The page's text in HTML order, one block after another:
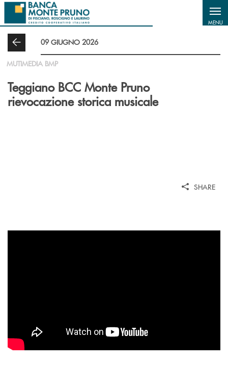
Salta al contenuto principale
MENU
09 GIUGNO 2026
MUTIMEDIA BMP
Teggiano BCC Monte Pruno
rievocazione storica musicale
SHARE